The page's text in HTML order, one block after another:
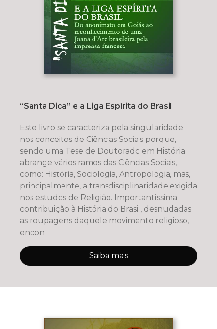
“Santa Dica” e a Liga Espírita do Brasil
Este livro se caracteriza pela singularidade
nos conceitos de Ciências Sociais porque,
sendo uma Tese de Doutorado em História,
abrange vários ramos das Ciências Sociais,
como: História, Sociologia, Antropologia, mas,
principalmente, a transdisciplinaridade exigida
nos estudos de Religião. Importantíssima
contribuição à História do Brasil, desnudadas
as roupagens daquele movimento religioso,
encon
Saiba mais